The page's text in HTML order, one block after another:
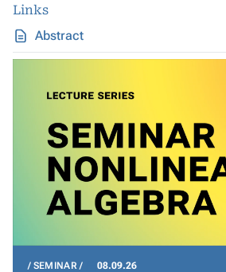
Links
Abstract
SEMINAR 08.09.26